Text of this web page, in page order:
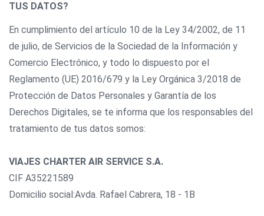
TUS DATOS?
En cumplimiento del artículo 10 de la Ley 34/2002, de 11
de julio, de Servicios de la Sociedad de la Información y
Comercio Electrónico, y todo lo dispuesto por el
Reglamento (UE) 2016/679 y la Ley Orgánica 3/2018 de
Protección de Datos Personales y Garantía de los
Derechos Digitales, se te informa que los responsables del
tratamiento de tus datos somos:
VIAJES CHARTER AIR SERVICE S.A.
CIF A35221589
Domicilio social:Avda. Rafael Cabrera, 18 - 1B